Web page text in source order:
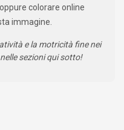
colorare online
immagine.
e la motricità fine nei
sezioni qui sotto!